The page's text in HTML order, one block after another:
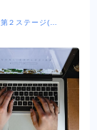
第２ステージ(OE